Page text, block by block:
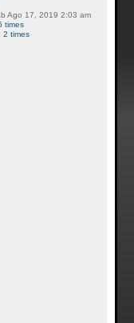
Ago 17, 2019 2:03 am
times
2 times